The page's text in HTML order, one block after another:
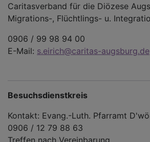
Caritasverband für die Diözese
Migrations-, Flüchtlings- u.
0906 / 99 98 94 00
E-Mail: s.eirich@caritas-augsburg.de
Besuchsdienstkreis
Kontakt: Evang.-Luth. Pfarramt
0906 / 12 79 88 63